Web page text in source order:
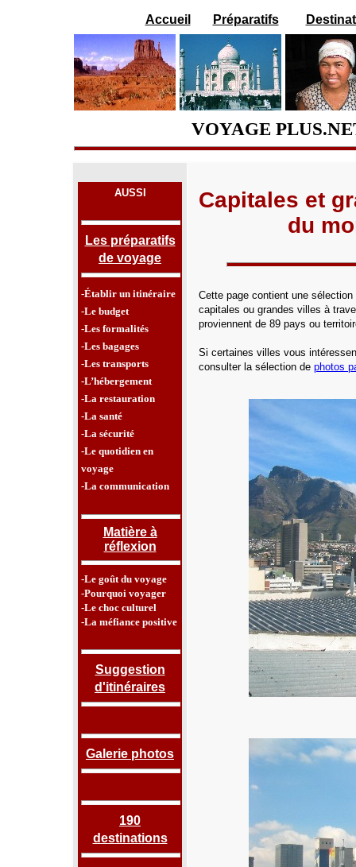
Accueil Préparatifs
VOYAGE
AUSSI
Les préparatifs
de voyage
-Établir un itinéraire
-Le budget
-Les formalités
-Les bagages
-Les transports
-L’hébergement
-La restauration
-La santé
-La sécurité
-Le quotidien en
voyage
-La communication
Matière à
réflexion
-Le goût du voyage
-Pourquoi voyager
-Le choc culturel
-La méfiance positive
Suggestion
d'itinéraires
Galerie photos
190
destinations
Capitales et
du
Cette page contient une
capitales ou grandes villes à
proviennent de 89 pays ou
Si certaines villes vous
consulter la sélection de photos